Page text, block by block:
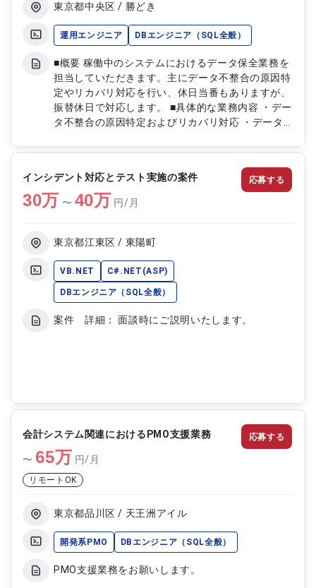
東京都中央区 / 勝どき
運用エンジニア DBエンジニア（SQL全般）
■概要 稼働中のシステムにおけるデータ保全業務を
担当していただきます。主にデータ不整合の原因特
定やリカバリ対応を行い、休日当番もありますが、
振替休日で対応します。 ■具体的な業務内容 ・デー
タ不整合の原因特定およびリカバリ対応 ・データ
程度）
インシデント対応とテスト実施の案件
30万 〜 40万 円/月
東京都江東区 / 東陽町
VB.NET C#.NET(ASP)
DBエンジニア（SQL全般）
案件 詳細： 面談時にご説明いたします。
応募する
会計システム関連におけるPMO支援業務
〜 65万 円/月
リモートOK
東京都品川区 / 天王洲アイル
開発系PMO DBエンジニア（SQL全般）
PMO支援業務をお願いします。
応募する